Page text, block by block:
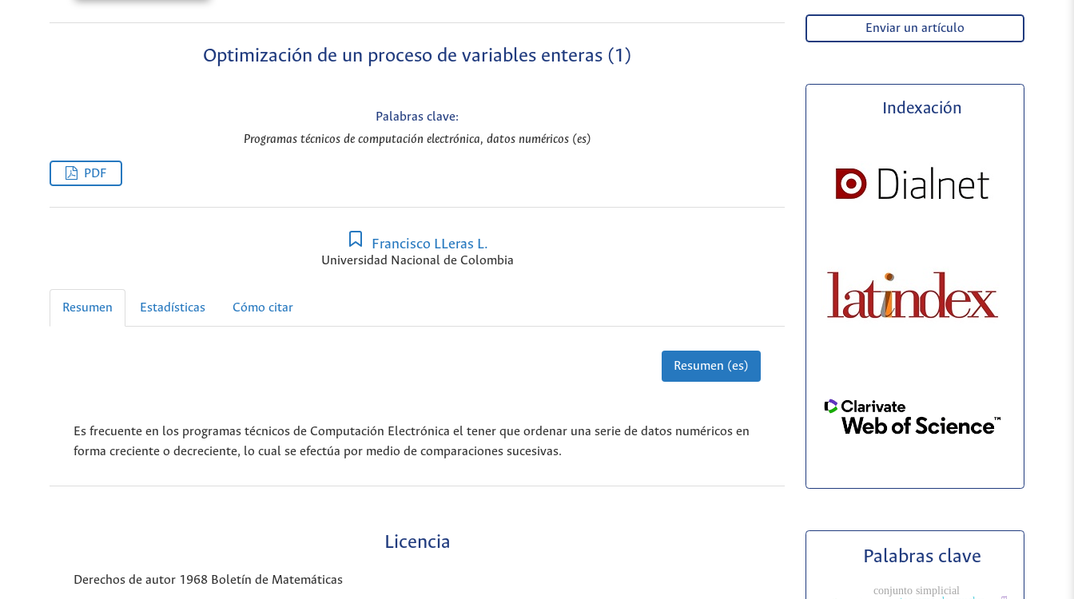
Optimización de un proceso de variables enteras (1)
Palabras clave:
Programas técnicos de computación electrónica, datos numéricos (es)
PDF
Francisco LLeras L.
Universidad Nacional de Colombia
Resumen Estadísticas Cómo citar
Resumen (es)
Es frecuente en los programas técnicos de Computación Electrónica el tener que ordenar una serie de datos numéricos en
forma creciente o decreciente, lo cual se efectúa por medio de comparaciones sucesivas.
Licencia
Derechos de autor 1968 Boletín de Matemáticas
Enviar un artículo
Indexación
Palabras clave
conjunto simplicial